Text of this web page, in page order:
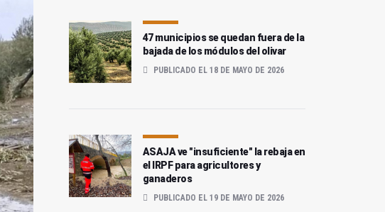
47 municipios se quedan fuera de la
bajada de los módulos del olivar
PUBLICADO EL 18 DE MAYO DE 2026
ASAJA ve "insuficiente" la rebaja en
el IRPF para agricultores y
ganaderos
PUBLICADO EL 19 DE MAYO DE 2026